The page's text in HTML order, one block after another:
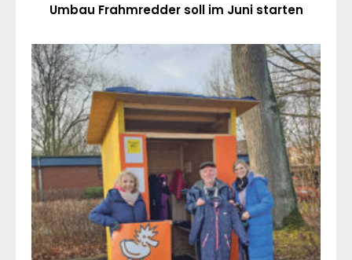
Umbau Frahmredder soll im Juni starten